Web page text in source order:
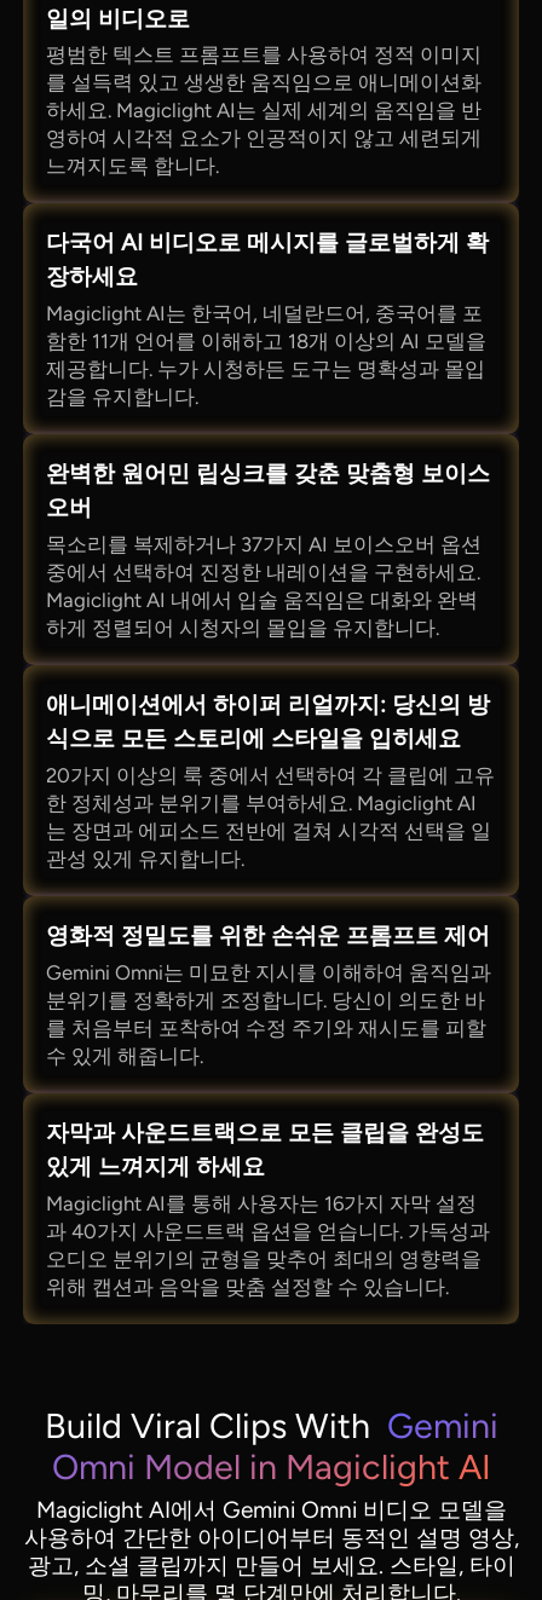
일의 비디오로
평범한 텍스트 프롬프트를 사용하여 정적 이미지
를 설득력 있고 생생한 움직임으로 애니메이션화
하세요. Magiclight AI는 실제 세계의 움직임을 반
영하여 시각적 요소가 인공적이지 않고 세련되게
느껴지도록 합니다.
다국어 AI 비디오로 메시지를 글로벌하게 확
장하세요
Magiclight AI는 한국어, 네덜란드어, 중국어를 포
함한 11개 언어를 이해하고 18개 이상의 AI 모델을
제공합니다. 누가 시청하든 도구는 명확성과 몰입
감을 유지합니다.
완벽한 원어민 립싱크를 갖춘 맞춤형 보이스
오버
목소리를 복제하거나 37가지 AI 보이스오버 옵션
중에서 선택하여 진정한 내레이션을 구현하세요.
Magiclight AI 내에서 입술 움직임은 대화와 완벽
하게 정렬되어 시청자의 몰입을 유지합니다.
애니메이션에서 하이퍼 리얼까지: 당신의 방
식으로 모든 스토리에 스타일을 입히세요
20가지 이상의 룩 중에서 선택하여 각 클립에 고유
한 정체성과 분위기를 부여하세요. Magiclight AI
는 장면과 에피소드 전반에 걸쳐 시각적 선택을 일
관성 있게 유지합니다.
영화적 정밀도를 위한 손쉬운 프롬프트 제어
Gemini Omni는 미묘한 지시를 이해하여 움직임과
분위기를 정확하게 조정합니다. 당신이 의도한 바
를 처음부터 포착하여 수정 주기와 재시도를 피할
수 있게 해줍니다.
자막과 사운드트랙으로 모든 클립을 완성도
있게 느껴지게 하세요
Magiclight AI를 통해 사용자는 16가지 자막 설정
과 40가지 사운드트랙 옵션을 얻습니다. 가독성과
오디오 분위기의 균형을 맞추어 최대의 영향력을
위해 캡션과 음악을 맞춤 설정할 수 있습니다.
Build Viral Clips With Gemini
Omni Model in Magiclight AI
Magiclight AI에서 Gemini Omni 비디오 모델을
사용하여 간단한 아이디어부터 동적인 설명 영상,
광고, 소셜 클립까지 만들어 보세요. 스타일, 타이
밍, 마무리를 몇 단계만에 처리합니다.